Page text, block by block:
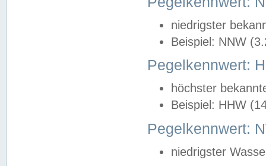
niedrigster
Beispiel: NNW
Pegelkennwert:
höchster
Beispiel: HHW
Pegelkennwert:
niedrigster